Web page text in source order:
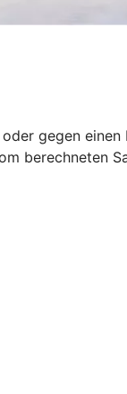
gegen
berechneten